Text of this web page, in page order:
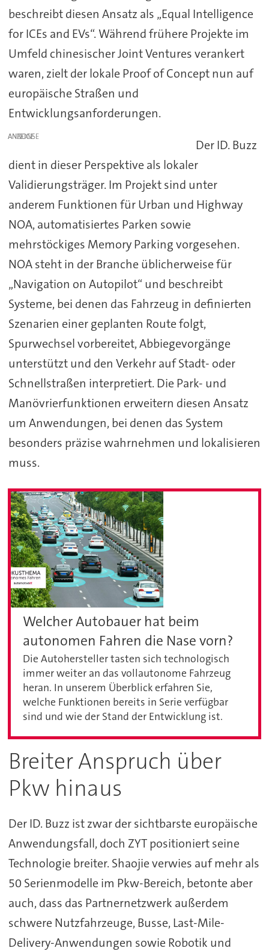
beschreibt diesen Ansatz als „Equal Intelligence
for ICEs and EVs“. Während frühere Projekte im
Umfeld chinesischer Joint Ventures verankert
waren, zielt der lokale Proof of Concept nun auf
europäische Straßen und
Entwicklungsanforderungen.
ANZEIGE
Der ID. Buzz
dient in dieser Perspektive als lokaler
Validierungsträger. Im Projekt sind unter
anderem Funktionen für Urban und Highway
NOA, automatisiertes Parken sowie
mehrstöckiges Memory Parking vorgesehen.
NOA steht in der Branche üblicherweise für
„Navigation on Autopilot“ und beschreibt
Systeme, bei denen das Fahrzeug in definierten
Szenarien einer geplanten Route folgt,
Spurwechsel vorbereitet, Abbiegevorgänge
unterstützt und den Verkehr auf Stadt- oder
Schnellstraßen interpretiert. Die Park- und
Manövrierfunktionen erweitern diesen Ansatz
um Anwendungen, bei denen das System
besonders präzise wahrnehmen und lokalisieren
muss.
Welcher Autobauer hat beim
autonomen Fahren die Nase vorn?
Die Autohersteller tasten sich technologisch
immer weiter an das vollautonome Fahrzeug
heran. In unserem Überblick erfahren Sie,
welche Funktionen bereits in Serie verfügbar
sind und wie der Stand der Entwicklung ist.
Breiter Anspruch über
Pkw hinaus
Der ID. Buzz ist zwar der sichtbarste europäische
Anwendungsfall, doch ZYT positioniert seine
Technologie breiter. Shaojie verwies auf mehr als
50 Serienmodelle im Pkw-Bereich, betonte aber
auch, dass das Partnernetzwerk außerdem
schwere Nutzfahrzeuge, Busse, Last-Mile-
Delivery-Anwendungen sowie Robotik und